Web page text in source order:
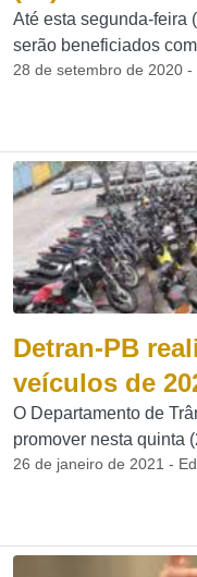
Até esta segunda-feira
serão beneficiados
28 de setembro de 2020 -
Detran-PB
veículos de
O Departamento de
promover nesta quinta
26 de janeiro de 2021 -